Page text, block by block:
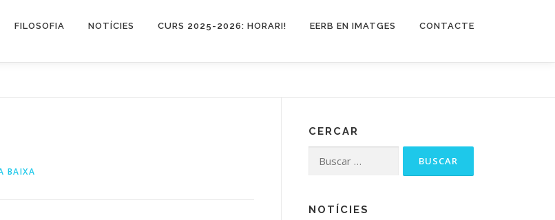
FILOSOFIA NOTÍCIES CURS 2025-2026: HORARI! EERB EN IMATGES CONTACTE
BAIXA
CERCAR
NOTÍCIES